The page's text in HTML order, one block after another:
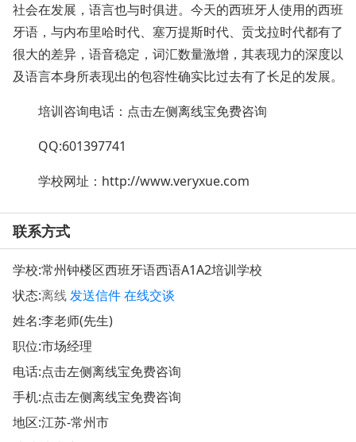
社会在发展，语言也与时俱进。今天的西班牙人使用的西班
牙语，与内布里哈时代、塞万提斯时代、贡戈拉时代都有了
很大的差异，语音稳定，词汇数量激增，其表现力的深度以
及语言本身所表现出的包容性确实比过去有了长足的发展。
培训咨询电话：点击左侧离线宝免费咨询
QQ:601397741
学校网址： http://www.veryxue.com
联系方式
学校:常州钟楼区西班牙语西语A1A2培训学校
状态:离线发送信件在线交谈
姓名:李老师(先生)
职位:市场经理
电话:点击左侧离线宝免费咨询
手机:点击左侧离线宝免费咨询
地区:江苏-常州市